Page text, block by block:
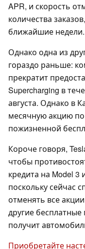
APR, и скорость
количества
ближайшие недели.
Однако одна из
гораздо раньше:
прекратит
Supercharging в
августа. Однако в
месячную акцию по
пожизненной
Короче говоря,
чтобы
кредита на Model 3
поскольку сейчас
отменять все
другие
получит
Приобретайте